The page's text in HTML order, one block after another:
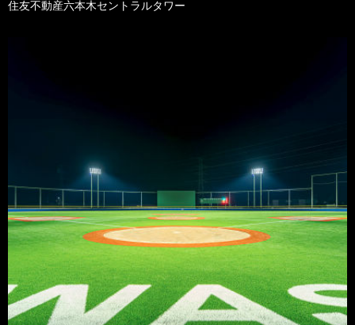
住友不動産六本木セントラルタワー